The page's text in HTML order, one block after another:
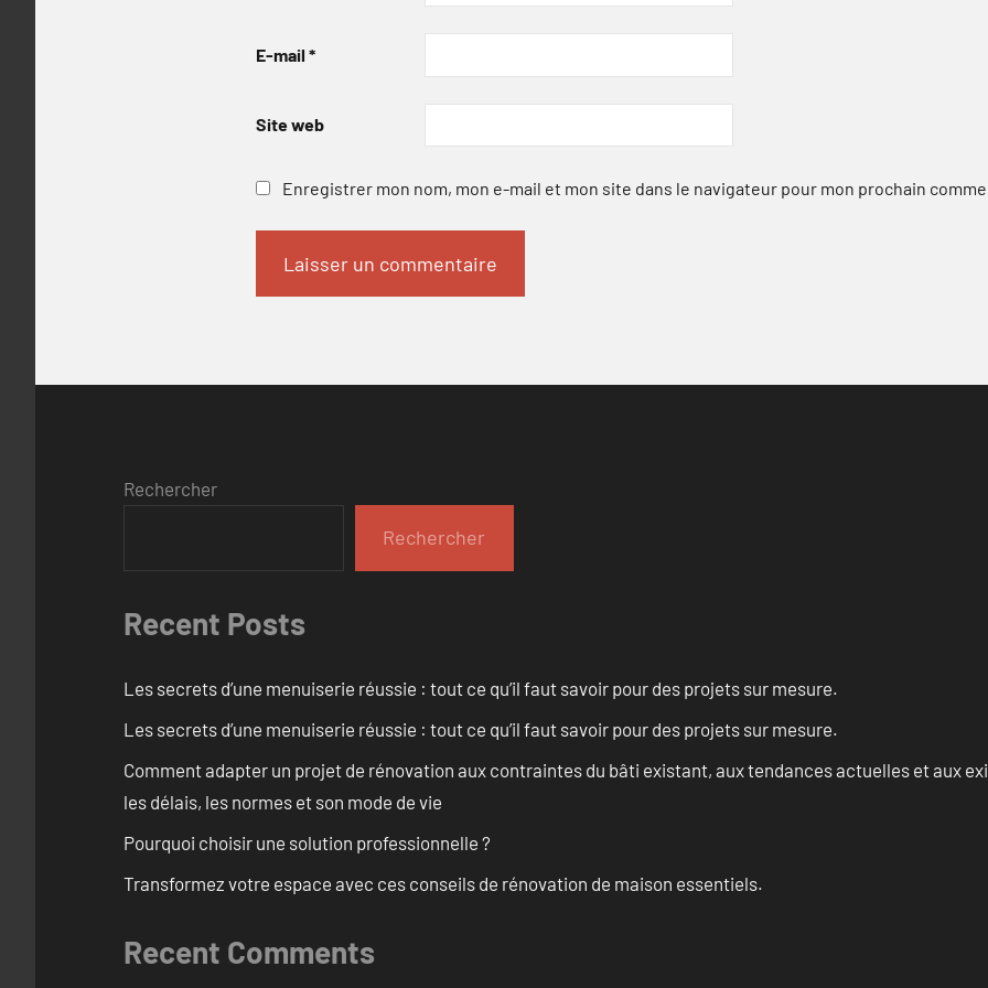
E-mail *
Site web
Enregistrer mon nom, mon e-mail et mon site dans le navigateur pour mon prochain
Rechercher
Rechercher
Recent Posts
Les secrets d’une menuiserie réussie : tout ce qu’il faut savoir pour des projets sur mesure.
Les secrets d’une menuiserie réussie : tout ce qu’il faut savoir pour des projets sur mesure.
Comment adapter un projet de rénovation aux contraintes du bâti existant, aux tendances actuelles et aux
les délais, les normes et son mode de vie
Pourquoi choisir une solution professionnelle ?
Transformez votre espace avec ces conseils de rénovation de maison essentiels.
Recent Comments